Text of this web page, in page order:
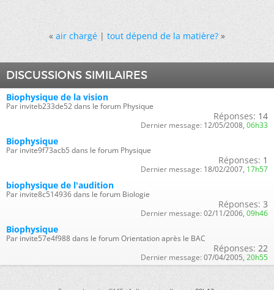
« air chargé|tout dépend de la matière? »
DISCUSSIONS SIMILAIRES
Biophysique de la vision
Par inviteb233de52 dans le forum Physique
Réponses: 14
Dernier message: 12/05/2008, 06h33
Biophysique
Par invite9f73acb5 dans le forum Physique
Réponses: 1
Dernier message: 18/02/2007, 17h57
biophysique de l'audition
Par invite8c514936 dans le forum Biologie
Réponses: 3
Dernier message: 02/11/2006, 09h46
Biophysique
Par invite57e4f988 dans le forum Orientation après le BAC
Réponses: 22
Dernier message: 07/04/2005, 20h55